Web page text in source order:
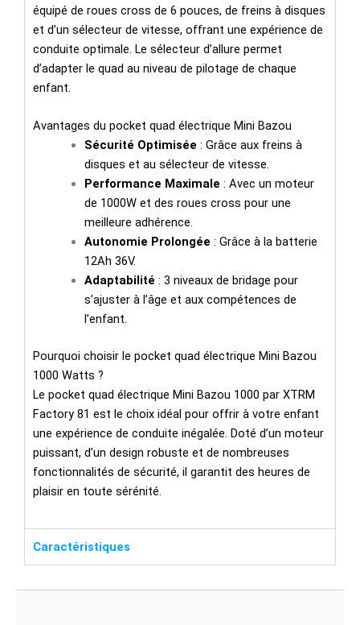
équipé de roues cross de 6 pouces, de freins à disques
et d’un sélecteur de vitesse, offrant une expérience de
conduite optimale. Le sélecteur d’allure permet
d’adapter le quad au niveau de pilotage de chaque
enfant.
Avantages du pocket quad électrique Mini Bazou
Sécurité Optimisée : Grâce aux freins à
disques et au sélecteur de vitesse.
Performance Maximale : Avec un moteur
de 1000W et des roues cross pour une
meilleure adhérence.
Autonomie Prolongée : Grâce à la batterie
12Ah 36V.
Adaptabilité : 3 niveaux de bridage pour
s’ajuster à l’âge et aux compétences de
l’enfant.
Pourquoi choisir le pocket quad électrique Mini Bazou
1000 Watts ?
Le pocket quad électrique Mini Bazou 1000 par XTRM
Factory 81 est le choix idéal pour offrir à votre enfant
une expérience de conduite inégalée. Doté d’un moteur
puissant, d’un design robuste et de nombreuses
fonctionnalités de sécurité, il garantit des heures de
plaisir en toute sérénité.
Caractéristiques